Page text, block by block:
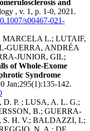
and
, v. 1, p. 1-0, 2021.
s00467-021-
L.; LUTAIF,
GUERRA, ANDRÉA
JUNIOR, GIL;
of Whole-Exome
Syndrome
Jan;295(1):135-142.
P. ; LUSA, A. L. G.;
B.; GUERRA-
H. V.; BALDAZZI, L;
N. A.; DE